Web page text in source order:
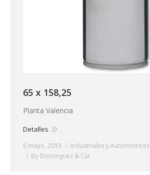
65 x 158,25
Planta Valencia
Detalles
6 mayo, 2015
Industriales y Automotrices
By Dominguez & Cía